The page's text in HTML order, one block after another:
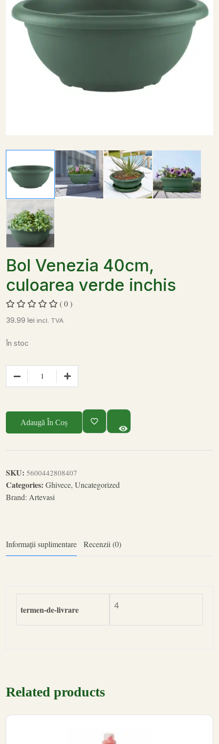
Bol Venezia 40cm,
culoarea verde inchis
( 0 )
39.99 lei incl. TVA
În stoc
Adaugă În Coș
SKU: 5600442808407
Categories: Ghivece, Uncategorized
Brand: Artevasi
Informații suplimentare Recenzii (0)
termen-de-livrare 4
Related products